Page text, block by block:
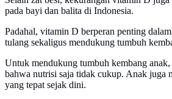
pada bayi dan balita di Indonesia.
Padahal, vitamin D berperan penting
tulang sekaligus mendukung tumbuh
Untuk mendukung tumbuh kembang
bahwa nutrisi saja tidak cukup. Anak juga
yang tepat sejak dini.